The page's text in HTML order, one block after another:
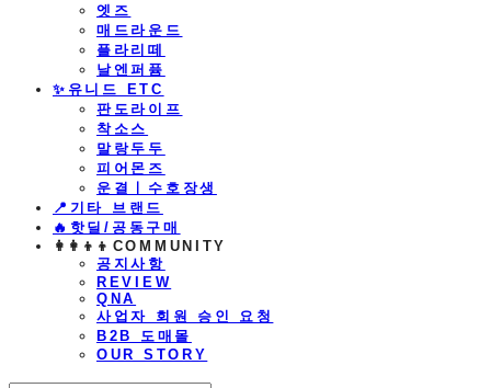
엣즈
매드라운드
플라리떼
날엔퍼퓸
​✨유니드 ETC
판도라이프
착소스
말랑두두
피어몬즈
운결ㅣ수호장생
📍기타 브랜드
🔥핫딜/공동구매
👩‍👩‍👦‍👦COMMUNITY
공지사항
REVIEW
QNA
사업자 회원 승인 요청
B2B 도매몰
OUR STORY